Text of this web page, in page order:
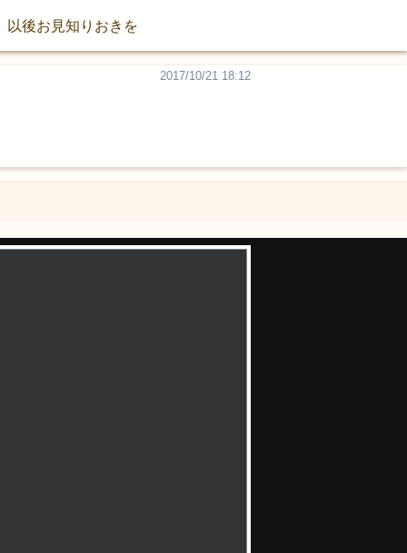
以後お見知りおきを
2017/10/21 18:12